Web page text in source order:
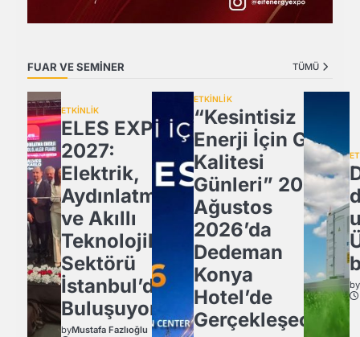
FUAR VE SEMİNER TÜMÜ
ETKİNLİK
ELES EXPO
2027:
Elektrik,
Aydınlatma
ve Akıllı
Teknolojiler
Sektörü
İstanbul’da
Buluşuyor!
byMustafa Fazlıoğlu
ETKİNLİK
“Kesintisiz
Enerji İçin Güç
Kalitesi
Günleri” 20
Ağustos
2026’da
Dedeman
Konya
Hotel’de
Gerçekleşecek
by